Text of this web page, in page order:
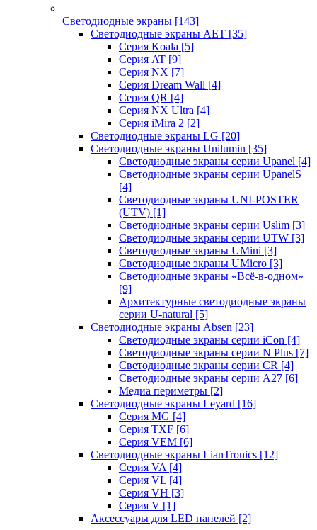
Светодиодные экраны [143]
Светодиодные экраны AET [35]
Cерия Koala [5]
Серия AT [9]
Серия NX [7]
Серия Dream Wall [4]
Серия QR [4]
Серия NX Ultra [4]
Серия iMira 2 [2]
Светодиодные экраны LG [20]
Светодиодные экраны Unilumin [35]
Светодиодные экраны серии Upanel [4]
Светодиодные экраны серии UpanelS
[4]
Светодиодные экраны UNI-POSTER
(UTV) [1]
Светодиодные экраны серии Uslim [3]
Светодиодные экраны серии UTW [3]
Светодиодные экраны UMini [3]
Светодиодные экраны UMicro [3]
Светодиодные экраны «Всё-в-одном»
[9]
Архитектурные светодиодные экраны
серии U-natural [5]
Светодиодные экраны Absen [23]
Светодиодные экраны серии iCon [4]
Светодиодные экраны серии N Plus [7]
Светодиодные экраны серии CR [4]
Светодиодные экраны серии А27 [6]
Медиа периметры [2]
Светодиодные экраны Leyard [16]
Серия MG [4]
Серия TXF [6]
Серия VEM [6]
Светодиодные экраны LianTronics [12]
Серия VA [4]
Серия VL [4]
Серия VH [3]
Серия V [1]
Аксессуары для LED панелей [2]